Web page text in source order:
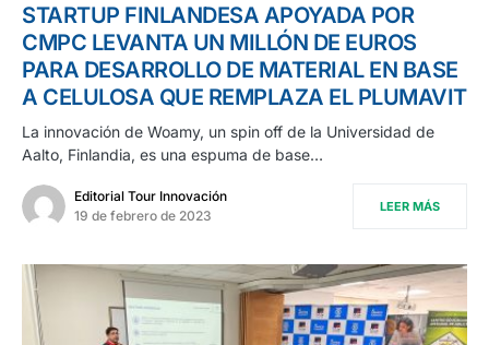
STARTUP FINLANDESA APOYADA POR
CMPC LEVANTA UN MILLÓN DE EUROS
PARA DESARROLLO DE MATERIAL EN BASE
A CELULOSA QUE REMPLAZA EL PLUMAVIT
La innovación de Woamy, un spin off de la Universidad de
Aalto, Finlandia, es una espuma de base…
Editorial Tour Innovación
19 de febrero de 2023
LEER MÁS